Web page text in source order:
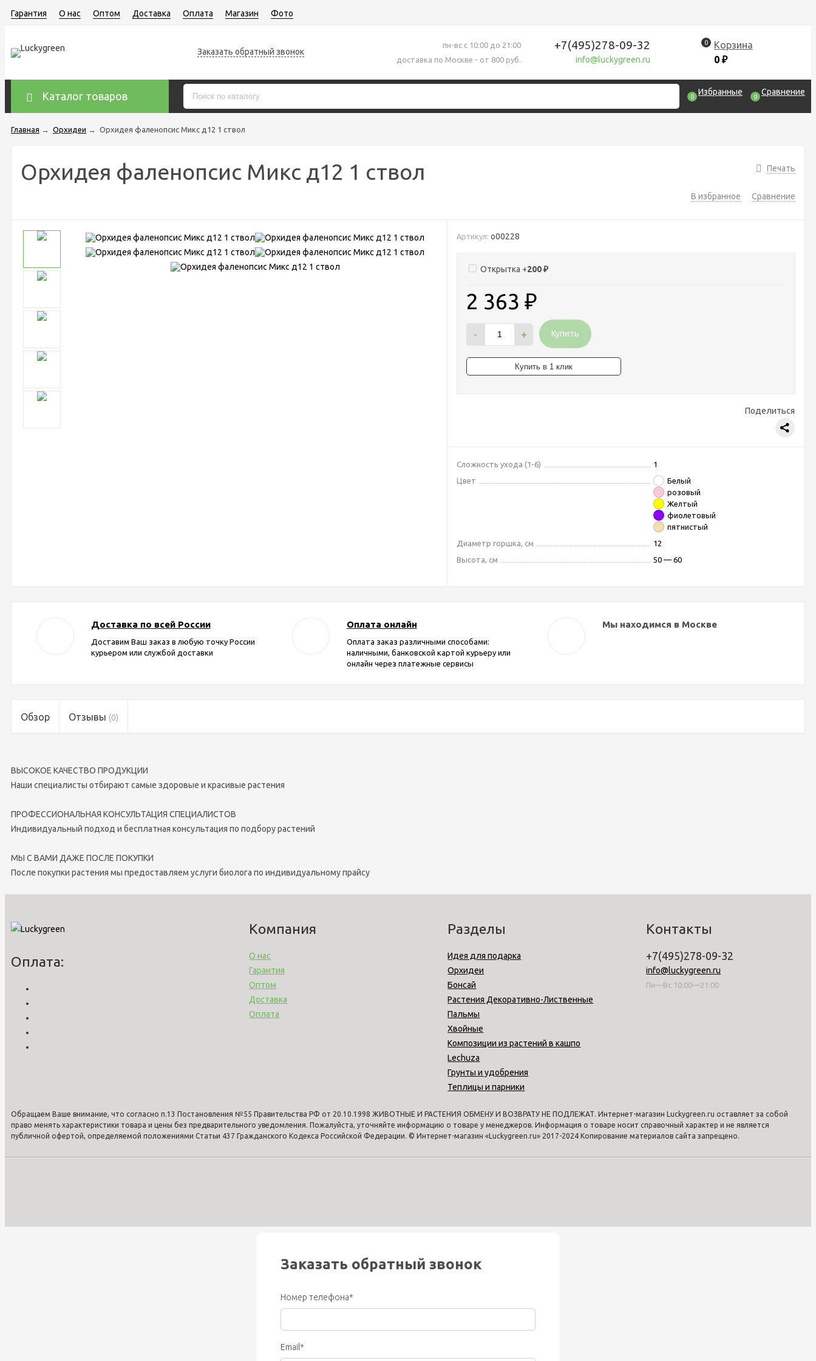
Гарантия О нас Оптом Доставка Оплата Магазин Фото
Заказать обратный звонок
пн-вс с 10:00 до 21:00
доставка по Москве - от 800 руб.
+7(495)278-09-32
info@luckygreen.ru
0
Корзина
0 ₽
Каталог товаров 0 Избранные 0 Сравнение
Главная → Орхидеи → Орхидея фаленопсис Микс д12 1 ствол
Печать
Орхидея фаленопсис Микс д12 1 ствол
В избранное Сравнение
Артикул: о00228
Открытка +200₽
2 363₽
- + Купить
Поделиться
Сложность ухода (1-6)
1
Цвет
Белый
розовый
Желтый
фиолетовый
пятнистый
Диаметр горшка, см
12
Высота, см
50 — 60
Доставка по всей России
Доставим Ваш заказ в любую точку России
курьером или службой доставки
Оплата онлайн
Оплата заказ различными способами:
наличными, банковской картой курьеру или
онлайн через платежные сервисы
Мы находимся в Москве
Обзор Отзывы (0)
ВЫСОКОЕ КАЧЕСТВО ПРОДУКЦИИ
Наши специалисты отбирают самые здоровые и красивые растения
ПРОФЕССИОНАЛЬНАЯ КОНСУЛЬТАЦИЯ СПЕЦИАЛИСТОВ
Индивидуальный подход и бесплатная консультация по подбору растений
МЫ С ВАМИ ДАЖЕ ПОСЛЕ ПОКУПКИ
После покупки растения мы предоставляем услуги биолога по индивидуальному прайсу
Оплата:
Компания
О нас
Гарантия
Оптом
Доставка
Оплата
Разделы
Идея для подарка
Орхидеи
Бонсай
Растения Декоративно-Лиственные
Пальмы
Хвойные
Композиции из растений в кашпо
Lechuza
Грунты и удобрения
Теплицы и парники
Контакты
+7(495)278-09-32
info@luckygreen.ru
Пн—Вс 10:00—21:00
Обращаем Ваше внимание, что согласно п.13 Постановления №55 Правительства РФ от 20.10.1998 ЖИВОТНЫЕ И РАСТЕНИЯ ОБМЕНУ И ВОЗВРАТУ НЕ ПОДЛЕЖАТ. Интернет-магазин Luckygreen.ru оставляет за собой
право менять характеристики товара и цены без предварительного уведомления. Пожалуйста, уточняйте информацию о товаре у менеджеров. Информация о товаре носит справочный характер и не является
публичной офертой, определяемой положениями Статьи 437 Гражданского Кодекса Российской Федерации. © Интернет-магазин «Luckygreen.ru» 2017-2024 Копирование материалов сайта запрещено.
Заказать обратный звонок
Номер телефона*
Email*